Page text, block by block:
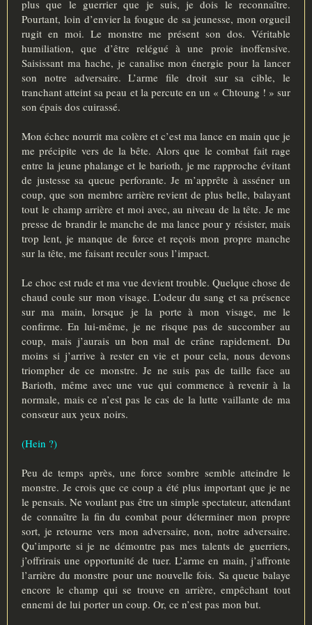
plus que le guerrier que je suis, je dois le reconnaître.
Pourtant, loin d’envier la fougue de sa jeunesse, mon orgueil
rugit en moi. Le monstre me présent son dos. Véritable
humiliation, que d’être relégué à une proie inoffensive.
Saisissant ma hache, je canalise mon énergie pour la lancer
son notre adversaire. L’arme file droit sur sa cible, le
tranchant atteint sa peau et la percute en un « Chtoung ! » sur
son épais dos cuirassé.
Mon échec nourrit ma colère et c’est ma lance en main que je
me précipite vers de la bête. Alors que le combat fait rage
entre la jeune phalange et le barioth, je me rapproche évitant
de justesse sa queue perforante. Je m’apprête à asséner un
coup, que son membre arrière revient de plus belle, balayant
tout le champ arrière et moi avec, au niveau de la tête. Je me
presse de brandir le manche de ma lance pour y résister, mais
trop lent, je manque de force et reçois mon propre manche
sur la tête, me faisant reculer sous l’impact.
Le choc est rude et ma vue devient trouble. Quelque chose de
chaud coule sur mon visage. L’odeur du sang et sa présence
sur ma main, lorsque je la porte à mon visage, me le
confirme. En lui-même, je ne risque pas de succomber au
coup, mais j’aurais un bon mal de crâne rapidement. Du
moins si j’arrive à rester en vie et pour cela, nous devons
triompher de ce monstre. Je ne suis pas de taille face au
Barioth, même avec une vue qui commence à revenir à la
normale, mais ce n’est pas le cas de la lutte vaillante de ma
consœur aux yeux noirs.
(Hein ?)
Peu de temps après, une force sombre semble atteindre le
monstre. Je crois que ce coup a été plus important que je ne
le pensais. Ne voulant pas être un simple spectateur, attendant
de connaître la fin du combat pour déterminer mon propre
sort, je retourne vers mon adversaire, non, notre adversaire.
Qu’importe si je ne démontre pas mes talents de guerriers,
j’offrirais une opportunité de tuer. L’arme en main, j’affronte
l’arrière du monstre pour une nouvelle fois. Sa queue balaye
encore le champ qui se trouve en arrière, empêchant tout
ennemi de lui porter un coup. Or, ce n’est pas mon but.